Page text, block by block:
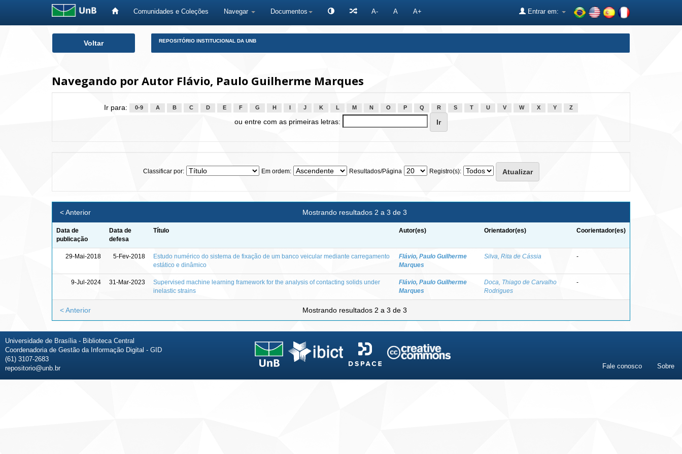
Comunidades e Coleções Navegar Documentos A- A A+ Entrar em:
Voltar REPOSITÓRIO INSTITUCIONAL DA UNB
Navegando por Autor Flávio, Paulo Guilherme Marques
Ir para: 0-9 A B C D E F G H J K L M N O P Q R S T U V W X Y Z
ou entre com as primeiras letras:
Classificar por: Em ordem: Resultados/Página Registro(s):
Mostrando resultados 2 a 3 de 3
< Anterior
Data de
publicação
Data de
defesa
Título Autor(es) Orientador(es) Coorientador(es)
29-Mai-2018 5-Fev-2018
Estudo numérico do sistema de fixação de um banco veicular mediante carregamento
estático e dinâmico
Flávio, Paulo Guilherme
Marques
Silva, Rita de Cássia -
9-Jul-2024 31-Mar-2023
Supervised machine learning framework for the analysis of contacting solids under
inelastic strains
Flávio, Paulo Guilherme
Marques
Doca, Thiago de Carvalho
Rodrigues
-
Mostrando resultados 2 a 3 de 3
< Anterior
Universidade de Brasília - Biblioteca Central
Coordenadoria de Gestão da Informação Digital - GID
(61) 3107-2683
repositorio@unb.br
Fale conosco Sobre